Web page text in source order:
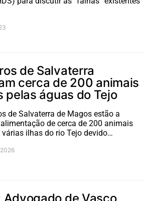
de Salvaterra
cerca de 200 animais
pelas águas do Tejo
de Salvaterra de Magos estão a
de cerca de 200 animais
ilhas do rio Tejo devido…